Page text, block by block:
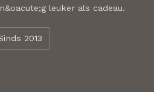
leuker als cadeau.
2013